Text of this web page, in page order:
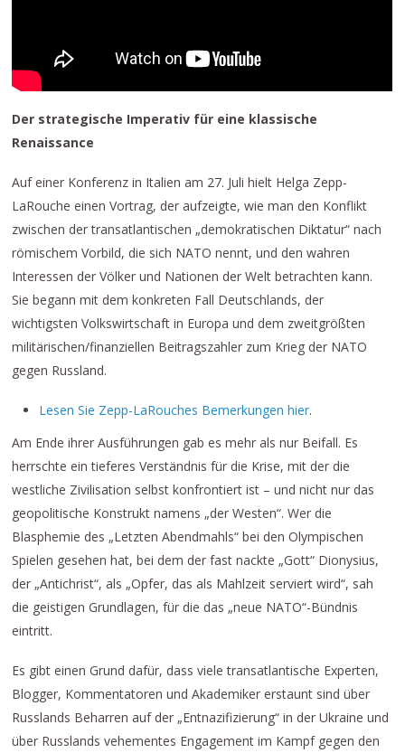
Der strategische Imperativ für eine klassische
Renaissance
Auf einer Konferenz in Italien am 27. Juli hielt Helga Zepp-
LaRouche einen Vortrag, der aufzeigte, wie man den Konflikt
zwischen der transatlantischen „demokratischen Diktatur“ nach
römischem Vorbild, die sich NATO nennt, und den wahren
Interessen der Völker und Nationen der Welt betrachten kann.
Sie begann mit dem konkreten Fall Deutschlands, der
wichtigsten Volkswirtschaft in Europa und dem zweitgrößten
militärischen/finanziellen Beitragszahler zum Krieg der NATO
gegen Russland.
Lesen Sie Zepp-LaRouches Bemerkungen hier.
Am Ende ihrer Ausführungen gab es mehr als nur Beifall. Es
herrschte ein tieferes Verständnis für die Krise, mit der die
westliche Zivilisation selbst konfrontiert ist – und nicht nur das
geopolitische Konstrukt namens „der Westen“. Wer die
Blasphemie des „Letzten Abendmahls“ bei den Olympischen
Spielen gesehen hat, bei dem der fast nackte „Gott“ Dionysius,
der „Antichrist“, als „Opfer, das als Mahlzeit serviert wird“, sah
die geistigen Grundlagen, für die das „neue NATO“-Bündnis
eintritt.
Es gibt einen Grund dafür, dass viele transatlantische Experten,
Blogger, Kommentatoren und Akademiker erstaunt sind über
Russlands Beharren auf der „Entnazifizierung“ in der Ukraine und
über Russlands vehementes Engagement im Kampf gegen den